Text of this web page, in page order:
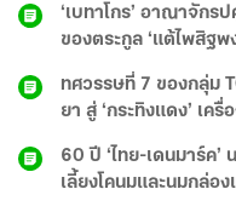
‘เบทาโกร’ อาณาจักร
ของตระกูล ‘แต้ไพสิฐพ
ทศวรรษที่ 7 ของกลุ่ม
ยา สู่ ‘กระทิงแดง’ เค
60 ปี ‘ไทย-เดนมาร์ค
เลี้ยงโคนมและนมกล่อ